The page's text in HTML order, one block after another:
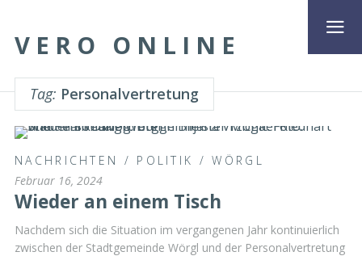
VERO ONLINE
Tag: Personalvertretung
NACHRICHTEN / POLITIK /WÖRGL
Februar 16, 2024
Wieder an einem Tisch
Nachdem sich die Situation im vergangenen Jahr kontinuierlich
zwischen der Stadtgemeinde Wörgl und der Personalvertretung